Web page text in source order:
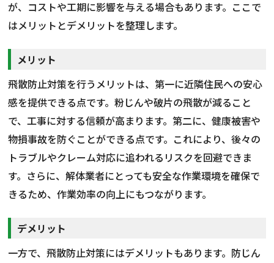
が、コストや工期に影響を与える場合もあります。ここで
はメリットとデメリットを整理します。
メリット
飛散防止対策を行うメリットは、第一に近隣住民への安心
感を提供できる点です。粉じんや破片の飛散が減ること
で、工事に対する信頼が高まります。第二に、健康被害や
物損事故を防ぐことができる点です。これにより、後々の
トラブルやクレーム対応に追われるリスクを回避できま
す。さらに、解体業者にとっても安全な作業環境を確保で
きるため、作業効率の向上にもつながります。
デメリット
一方で、飛散防止対策にはデメリットもあります。防じん